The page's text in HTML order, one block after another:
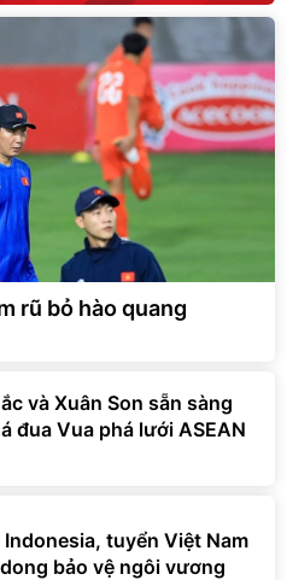
rũ bỏ hào quang
và Xuân Son sẵn sàng
đua Vua phá lưới ASEAN
tuyển Việt Nam
bảo vệ ngôi vương